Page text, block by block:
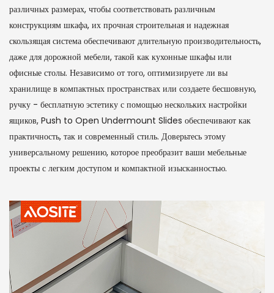
различных размерах, чтобы соответствовать различным
конструкциям шкафа, их прочная строительная и надежная
скользящая система обеспечивают длительную производительность,
даже для дорожной мебели, такой как кухонные шкафы или
офисные столы. Независимо от того, оптимизируете ли вы
хранилище в компактных пространствах или создаете бесшовную,
ручку - бесплатную эстетику с помощью нескольких настройки
ящиков, Push to Open Undermount Slides обеспечивают как
практичность, так и современный стиль. Доверьтесь этому
универсальному решению, которое преобразит ваши мебельные
проекты с легким доступом и компактной изысканностью.